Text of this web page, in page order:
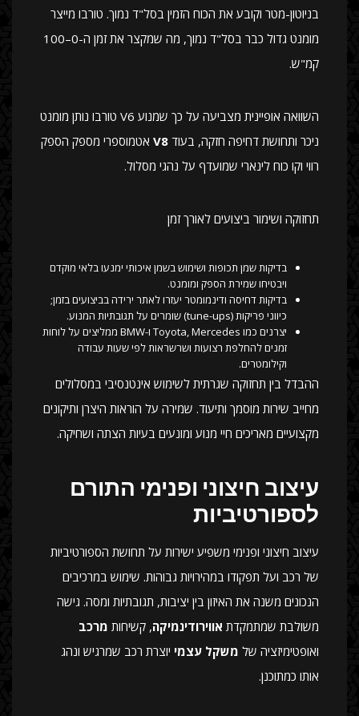
בניוטון-מטר וקובע את הכוח הזמין בסל"ד נמוך. טורבו מייצר
מומנט גדול כבר בסל"ד נמוך, מה שמקצר את זמן ה-0–100
קמ"ש.
השוואה אופיינית מצביעה על כך שמנוע V6 טורבו נותן מומנט
ניכר ותחושת דחיפה חזקה, בעוד V8 אטמוספרי מספק הספק
רווי וקו כוח לינארי שמועדף על נהגי מסלול.
תחזוקה ושימור ביצועים לאורך זמן
בדיקות שמן תכופות ושימוש בשמן איכותי ימנעו בלאי מוקדם
ויבטיחו שמירת הספק ומומנט.
בדיקות דחיסה ודינמומטר יעזרו לאתר ירידה בביצועים בזמן;
כיווני פריקות (tune-ups) שומרים על תגובתיות המנוע.
יצרנים כמו Toyota, Mercedes ו-BMW ממליצים על לוחות
זמנים להחלפת רצועות ושרשראות לפי שעות עבודה
וקילומטרים.
ההבדל בין תחזוקה שגרתית לשימוש אינטנסיבי במסלולים
מחייב שירות מוסמך ותיעוד. שמירה על הוראות היצרן ותיקונים
מקצועיים מאריכים חיי מנוע ומונעים בעיות הצתה ושחיקה.
עיצוב חיצוני ופנימי התורם
לספורטיביות
עיצוב חיצוני ופנימי משפיע ישירות על תחושת הספורטיביות
של רכב ועל תפקודו במהירויות גבוהות. שימוש במרכיבים
הנכונים משנה את האיזון בין יציבות, תגובתיות ומסה. גישה
משולבת שמתמקדת אווירודינמיקה, קשיחות מרכב
ואופטימיזציה של משקל עצמי יוצרת רכב שמרגיש ונהג
אותו כמתוכנן.